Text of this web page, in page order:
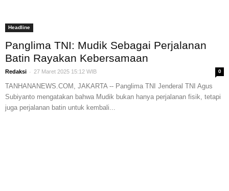
Headline
Panglima TNI: Mudik Sebagai Perjalanan
Batin Rayakan Kebersamaan
Redaksi - 27 Maret 2025 15:12 WIB 0
TANHANANEWS.COM, JAKARTA -- Panglima TNI Jenderal TNI Agus
Subiyanto mengatakan bahwa Mudik bukan hanya perjalanan fisik, tetapi
juga perjalanan batin untuk kembali...